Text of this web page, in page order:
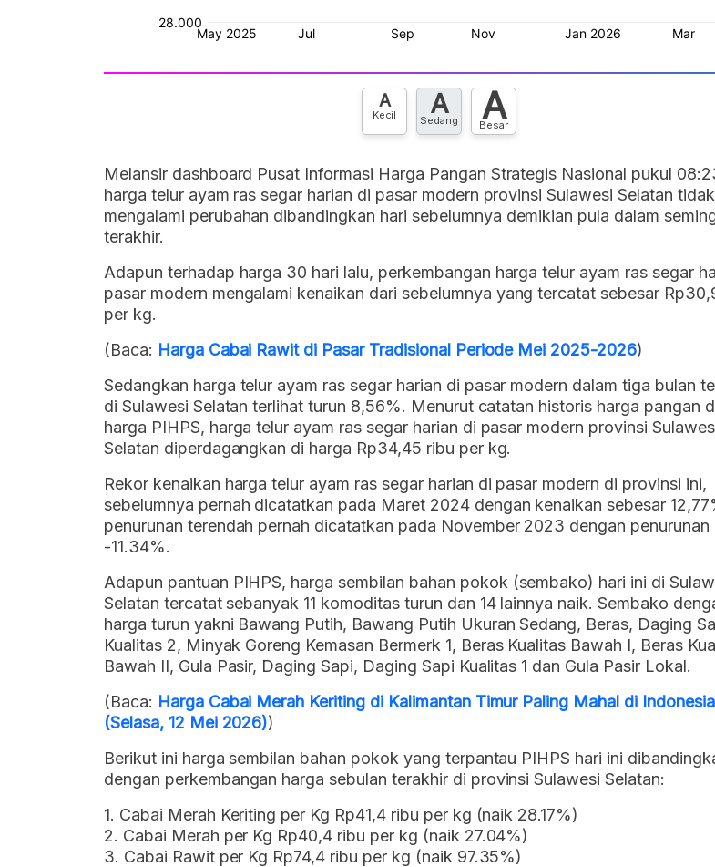
A
Kecil A
Sedang A
Besar
Melansir dashboard Pusat Informasi Harga Pangan Strategis Nasional pukul
harga telur ayam ras segar harian di pasar modern provinsi Sulawesi Selatan tidak
mengalami perubahan dibandingkan hari sebelumnya demikian pula dalam
terakhir.
Adapun terhadap harga 30 hari lalu, perkembangan harga telur ayam ras segar
pasar modern mengalami kenaikan dari sebelumnya yang tercatat sebesar
per kg.
(Baca: Harga Cabai Rawit di Pasar Tradisional Periode Mei 2025-2026)
Sedangkan harga telur ayam ras segar harian di pasar modern dalam tiga bulan
di Sulawesi Selatan terlihat turun 8,56%. Menurut catatan historis harga pangan
harga PIHPS, harga telur ayam ras segar harian di pasar modern provinsi
Selatan diperdagangkan di harga Rp34,45 ribu per kg.
Rekor kenaikan harga telur ayam ras segar harian di pasar modern di provinsi ini,
sebelumnya pernah dicatatkan pada Maret 2024 dengan kenaikan sebesar
penurunan terendah pernah dicatatkan pada November 2023 dengan penurunan
-11.34%.
Adapun pantuan PIHPS, harga sembilan bahan pokok (sembako) hari ini di
Selatan tercatat sebanyak 11 komoditas turun dan 14 lainnya naik. Sembako
harga turun yakni Bawang Putih, Bawang Putih Ukuran Sedang, Beras, Daging
Kualitas 2, Minyak Goreng Kemasan Bermerk 1, Beras Kualitas Bawah I, Beras
Bawah II, Gula Pasir, Daging Sapi, Daging Sapi Kualitas 1 dan Gula Pasir Lokal.
(Baca: Harga Cabai Merah Keriting di Kalimantan Timur Paling Mahal di Indonesia
(Selasa, 12 Mei 2026))
Berikut ini harga sembilan bahan pokok yang terpantau PIHPS hari ini
dengan perkembangan harga sebulan terakhir di provinsi Sulawesi Selatan:
1. Cabai Merah Keriting per Kg Rp41,4 ribu per kg (naik 28.17%)
2. Cabai Merah per Kg Rp40,4 ribu per kg (naik 27.04%)
3. Cabai Rawit per Kg Rp74,4 ribu per kg (naik 97.35%)